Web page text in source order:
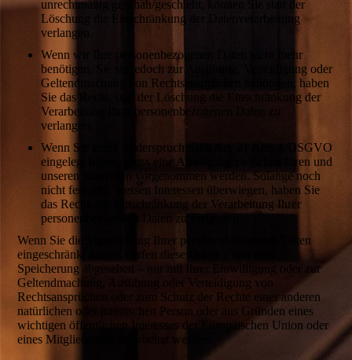
unrechtmäßig geschah/geschieht, können Sie statt der
Löschung die Einschränkung der Datenverarbeitung
verlangen.
Wenn wir Ihre personenbezogenen Daten nicht mehr
benötigen, Sie sie jedoch zur Ausübung, Verteidigung oder
Geltendmachung von Rechtsansprüchen benötigen, haben
Sie das Recht, statt der Löschung die Einschränkung der
Verarbeitung Ihrer personenbezogenen Daten zu
verlangen.
Wenn Sie einen Widerspruch nach Art. 21 Abs. 1 DSGVO
eingelegt haben, muss eine Abwägung zwischen Ihren und
unseren Interessen vorgenommen werden. Solange noch
nicht feststeht, wessen Interessen überwiegen, haben Sie
das Recht, die Einschränkung der Verarbeitung Ihrer
personenbezogenen Daten zu verlangen.
Wenn Sie die Verarbeitung Ihrer personenbezogenen Daten
eingeschränkt haben, dürfen diese Daten – von ihrer
Speicherung abgesehen – nur mit Ihrer Einwilligung oder zur
Geltendmachung, Ausübung oder Verteidigung von
Rechtsansprüchen oder zum Schutz der Rechte einer anderen
natürlichen oder juristischen Person oder aus Gründen eines
wichtigen öffentlichen Interesses der Europäischen Union oder
eines Mitgliedstaats verarbeitet werden.